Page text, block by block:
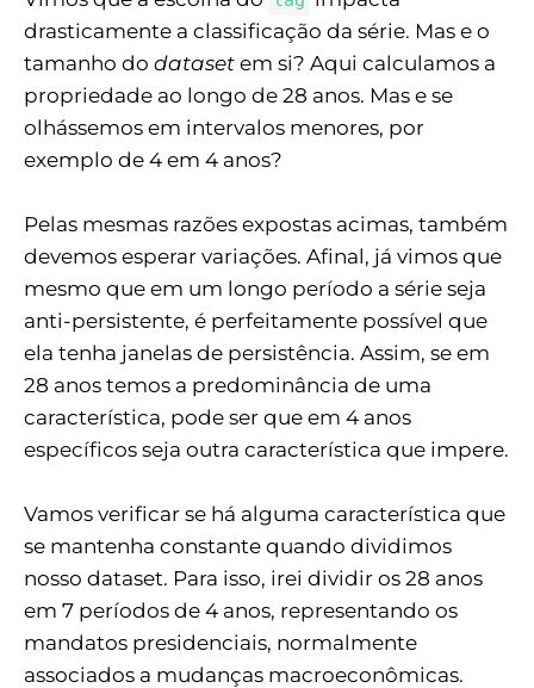
drasticamente a classificação da série. Mas e o
tamanho do dataset em si? Aqui calculamos a
propriedade ao longo de 28 anos. Mas e se
olhássemos em intervalos menores, por
exemplo de 4 em 4 anos?
Pelas mesmas razões expostas acimas, também
devemos esperar variações. Afinal, já vimos que
mesmo que em um longo período a série seja
anti-persistente, é perfeitamente possível que
ela tenha janelas de persistência. Assim, se em
28 anos temos a predominância de uma
característica, pode ser que em 4 anos
específicos seja outra característica que impere.
Vamos verificar se há alguma característica que
se mantenha constante quando dividimos
nosso dataset. Para isso, irei dividir os 28 anos
em 7 períodos de 4 anos, representando os
mandatos presidenciais, normalmente
associados a mudanças macroeconômicas.